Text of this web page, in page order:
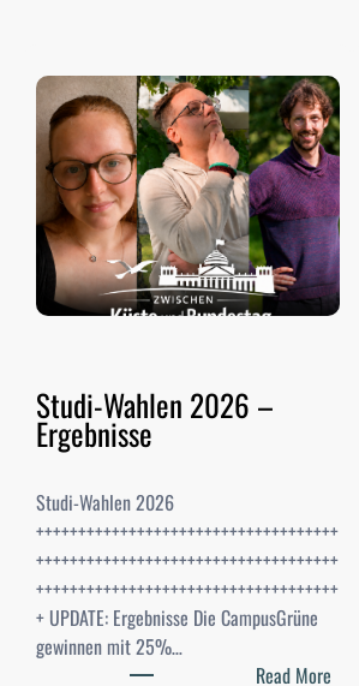
Studi-Wahlen 2026 –
Ergebnisse
Studi-Wahlen 2026
++++++++++++++++++++++++++++++++++++
++++++++++++++++++++++++++++++++++++
++++++++++++++++++++++++++++++++++++
+ UPDATE: Ergebnisse Die CampusGrüne
gewinnen mit 25%…
Read More: